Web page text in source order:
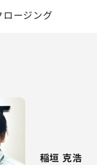
ロージング
稲垣 克浩